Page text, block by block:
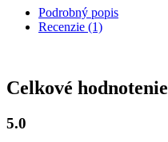
Podrobný popis
Recenzie (1)
Celkové hodnotenie
5.0